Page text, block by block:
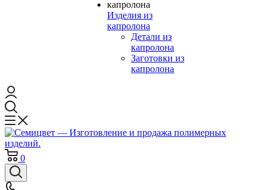
Изделия из
капролона
Детали из
капролона
Заготовки из
капролона
0